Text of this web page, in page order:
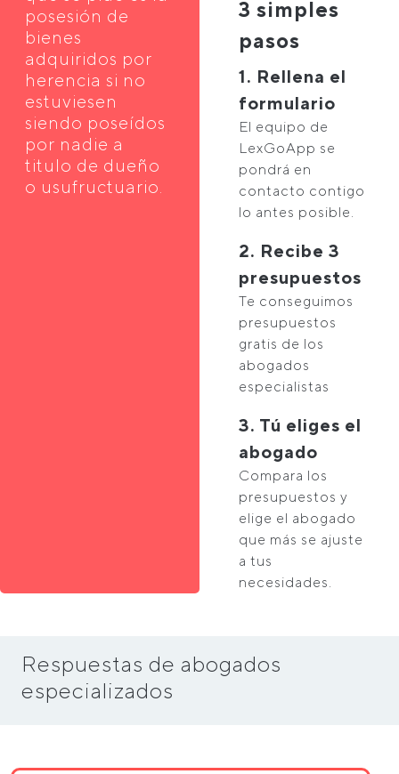
posesión de
bienes
adquiridos por
herencia si no
estuviesen
siendo poseídos
por nadie a
titulo de dueño
o usufructuario.
3 simples
pasos
1. Rellena el
formulario
El equipo de
LexGoApp se
pondrá en
contacto contigo
lo antes posible.
2. Recibe 3
presupuestos
Te conseguimos
presupuestos
gratis de los
abogados
especialistas
3. Tú eliges el
abogado
Compara los
presupuestos y
elige el abogado
que más se ajuste
a tus
necesidades.
Respuestas de abogados
especializados